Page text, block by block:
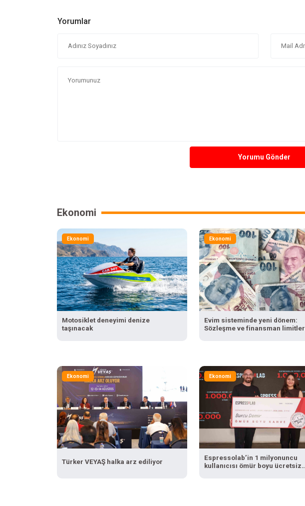
Yorumlar
Yorumu Gönder
Ekonomi
Ekonomi
Motosiklet deneyimi denize
taşınacak
Ekonomi
Evim sisteminde yeni dönem:
Sözleşme ve finansman
Ekonomi
Türker VEYAŞ halka arz ediliyor
Ekonomi
Espressolab’in 1 milyonuncu
kullanıcısı ömür boyu ücretsiz